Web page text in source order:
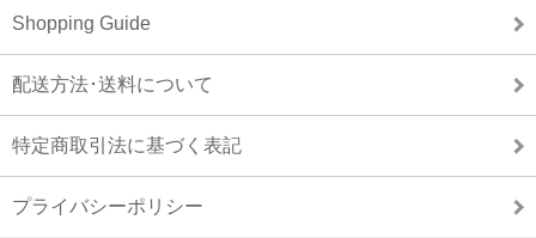
Shopping Guide
配送方法･送料について
特定商取引法に基づく表記
プライバシーポリシー